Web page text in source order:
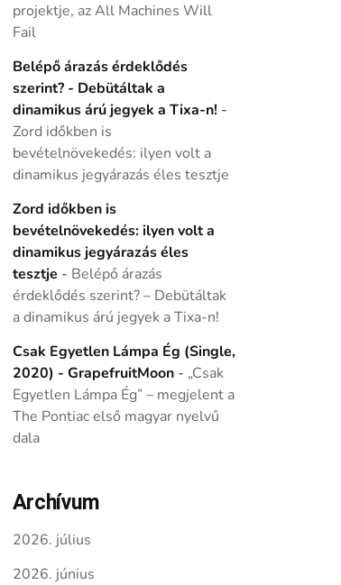
projektje, az All Machines Will
Fail
Belépő árazás érdeklődés
szerint? - Debütáltak a
dinamikus árú jegyek a Tixa-n! -
Zord időkben is
bevételnövekedés: ilyen volt a
dinamikus jegyárazás éles tesztje
Zord időkben is
bevételnövekedés: ilyen volt a
dinamikus jegyárazás éles
tesztje - Belépő árazás
érdeklődés szerint? – Debütáltak
a dinamikus árú jegyek a Tixa-n!
Csak Egyetlen Lámpa Ég (Single,
2020) - GrapefruitMoon- „Csak
Egyetlen Lámpa Ég” – megjelent a
The Pontiac első magyar nyelvű
dala
Archívum
2026. július
2026. június